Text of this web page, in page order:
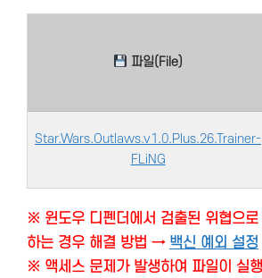
파일(File)
Star.Wars.Outlaws.v1.0.Plus.26.Trainer-
FLiNG
※ 윈도우 디펜더에서 검출된 위협으
하는 경우 해결 방법 → 백신 예외 설정
※ 액세스 문제가 발생하여 파일이 실